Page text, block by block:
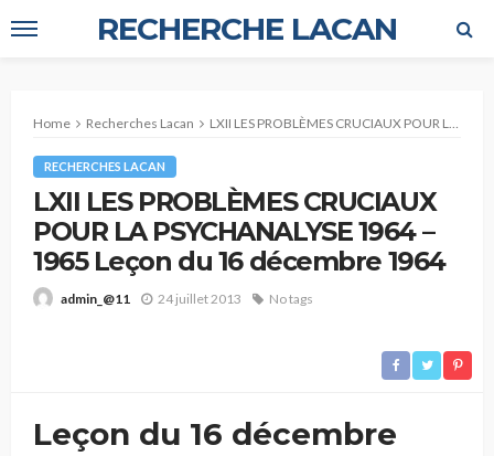
RECHERCHE LACAN
Home Recherches Lacan LXII LES PROBLÈMES CRUCIAUX POUR LA PSYCHANALYSE 1964 – 1965 Leçon du 16 décembre 1964
RECHERCHES LACAN
LXII LES PROBLÈMES CRUCIAUX
POUR LA PSYCHANALYSE 1964 –
1965 Leçon du 16 décembre 1964
admin_@11 24 juillet 2013 No tags
Leçon du 16 décembre